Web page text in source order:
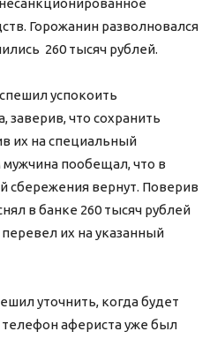
Горожанин разволновался
260 тысяч рублей.
успокоить
заверив, что сохранить
их на специальный
мужчина пообещал, что в
сбережения вернут. Поверив
в банке 260 тысяч рублей
их на указанный
уточнить, когда будет
афериста уже был